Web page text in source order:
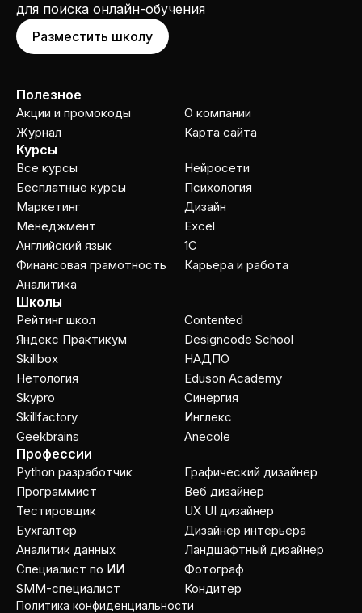
для поиска онлайн-обучения
Разместить школу
Полезное
Акции и промокоды
Журнал
О компании
Карта сайта
Курсы
Все курсы
Бесплатные курсы
Маркетинг
Менеджмент
Английский язык
Финансовая грамотность
Аналитика
Нейросети
Психология
Дизайн
Excel
1C
Карьера и работа
Школы
Рейтинг школ
Яндекс Практикум
Skillbox
Нетология
Skypro
Skillfactory
Geekbrains
Contented
Designcode School
НАДПО
Eduson Academy
Cинергия
Инглекс
Anecole
Профессии
Python разработчик
Программист
Тестировщик
Бухгалтер
Аналитик данных
Специалист по ИИ
SMM-специалист
Графический дизайнер
Веб дизайнер
UX UI дизайнер
Дизайнер интерьера
Ландшафтный дизайнер
Фотограф
Кондитер
Политика конфиденциальности